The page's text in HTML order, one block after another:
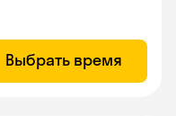
Выбрать время